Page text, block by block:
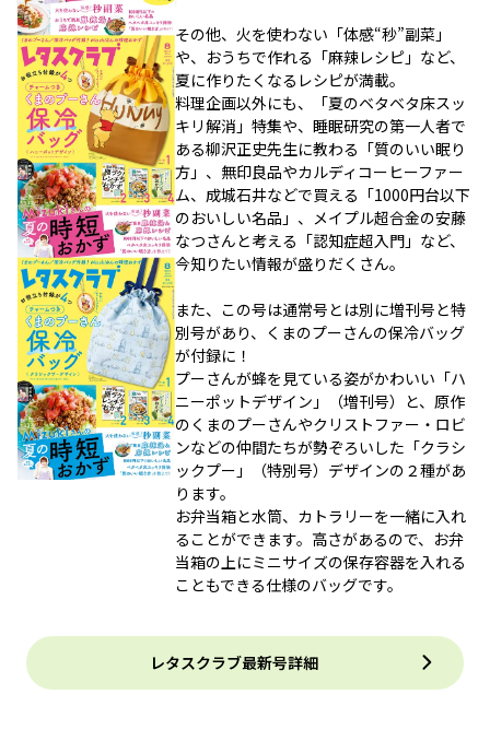
その他、火を使わない「体感“秒”副菜」
や、おうちで作れる「麻辣レシピ」など、
夏に作りたくなるレシピが満載。
料理企画以外にも、「夏のベタベタ床スッ
キリ解消」特集や、睡眠研究の第一人者で
ある柳沢正史先生に教わる「質のいい眠り
方」、無印良品やカルディコーヒーファー
ム、成城石井などで買える「1000円台以下
のおいしい名品」、メイプル超合金の安藤
なつさんと考える「認知症超入門」など、
今知りたい情報が盛りだくさん。
また、この号は通常号とは別に増刊号と特
別号があり、くまのプーさんの保冷バッグ
が付録に！
プーさんが蜂を見ている姿がかわいい「ハ
ニーポットデザイン」（増刊号）と、原作
のくまのプーさんやクリストファー・ロビ
ンなどの仲間たちが勢ぞろいした「クラシ
ックプー」（特別号）デザインの２種があ
ります。
お弁当箱と水筒、カトラリーを一緒に入れ
ることができます。高さがあるので、お弁
当箱の上にミニサイズの保存容器を入れる
こともできる仕様のバッグです。
レタスクラブ最新号詳細